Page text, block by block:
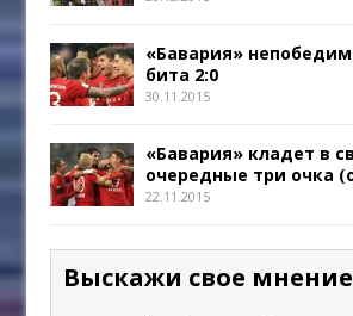
«Бавария»
бита 2:0
30.11.2015
«Бавария» кладет в
очередные три очка
22.11.2015
Выскажи свое мнение